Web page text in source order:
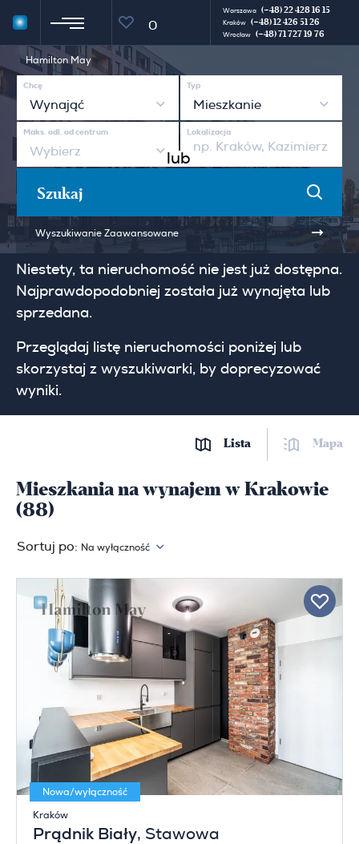
0
Warszawa (+48) 22 428 16 15
Kraków (+48) 12 426 51 26
Wrocław (+48) 71 727 19 76
Hamilton May
Chcę
Wynająć
Typ
Mieszkanie
Maks. odl. od centrum
Wybierz lub
Lokalizacja
Szukaj
Wyszukiwanie Zaawansowane
Niestety, ta nieruchomość nie jest już dostępna.
Najprawdopodobniej została już wynajęta lub
sprzedana.
Przeglądaj listę nieruchomości poniżej lub
skorzystaj z wyszukiwarki, by doprecyzować
wyniki.
Lista Mapa
Mieszkania na wynajem w Krakowie
(88)
Sortuj po: Na wyłączność
Nowa/wyłączność
Kraków
Prądnik Biały, Stawowa